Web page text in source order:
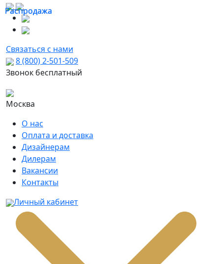
Связаться с нами
8 (800) 2-501-509
Звонок бесплатный
Москва
О нас
Оплата и доставка
Дизайнерам
Дилерам
Вакансии
Контакты
Личный кабинет
Распродажа
Распродажа